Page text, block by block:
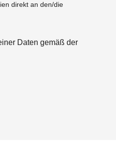
direkt an den/die
Daten gemäß der